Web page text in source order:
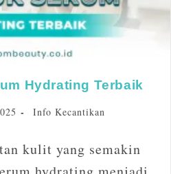
Hydrating Terbaik
Info Kecantikan
kulit yang semakin